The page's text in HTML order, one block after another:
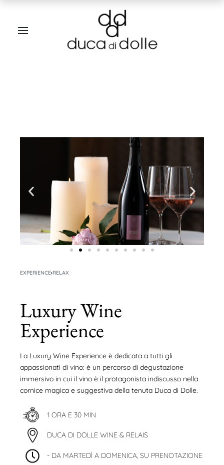
EXPERIENCE›RELAX
Luxury Wine
Experience
La Luxury Wine Experience è dedicata a tutti gli
appassionati di vino: è un percorso di degustazione
immersivo in cui il vino è il protagonista indiscusso nella
cornice magica e suggestiva della tenuta Duca di Dolle.
1 ORA E 30 MIN
DUCA DI DOLLE WINE & RELAIS
- DA MARTEDÌ A DOMENICA, SU PRENOTAZIONE